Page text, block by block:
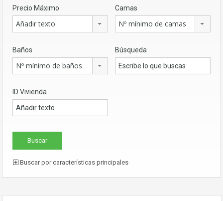
Precio Máximo
Añadir texto
Camas
Nº mínimo de camas
Baños
Nº mínimo de baños
Búsqueda
ID Vivienda
Buscar por características principales